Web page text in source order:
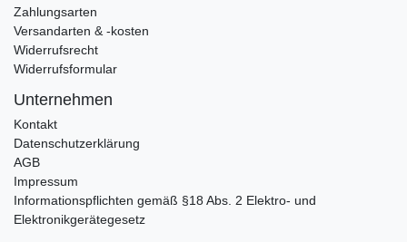
Zahlungsarten
Versandarten & -kosten
Widerrufsrecht
Widerrufsformular
Unternehmen
Kontakt
Datenschutzerklärung
AGB
Impressum
Informationspflichten gemäß §18 Abs. 2 Elektro- und
Elektronikgerätegesetz